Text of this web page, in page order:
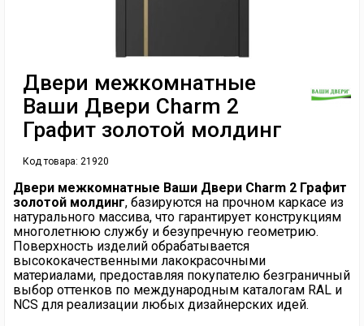
Двери межкомнатные
Ваши Двери Charm 2
Графит золотой молдинг
Код товара: 21920
Двери межкомнатные Ваши Двери Charm 2 Графит
золотой молдинг, базируются на прочном каркасе из
натурального массива, что гарантирует конструкциям
многолетнюю службу и безупречную геометрию.
Поверхность изделий обрабатывается
высококачественными лакокрасочными
материалами, предоставляя покупателю безграничный
выбор оттенков по международным каталогам RAL и
NCS для реализации любых дизайнерских идей.